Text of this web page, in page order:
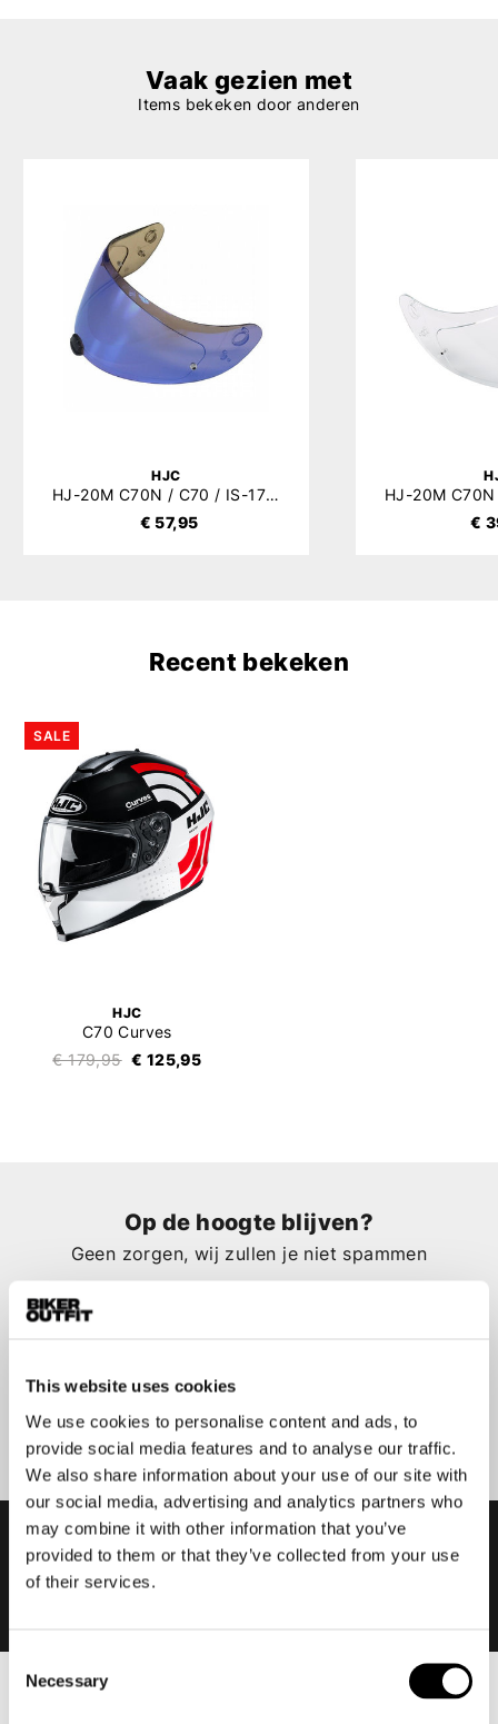
This website uses cookies
We use cookies to personalise content and ads, to
provide social media features and to analyse our traffic.
We also share information about your use of our site with
our social media, advertising and analytics partners who
may combine it with other information that you’ve
provided to them or that they’ve collected from your use
of their services.
Consent
Selection
Necessary
Vaak gezien met
Items bekeken door anderen
HJC
HJ-20M C70N / C70 / IS-17 / FG-17 Vizier Mirror
€ 57,95
€
Recent bekeken
SALE
HJC
C70 Curves
€ 179,95 € 125,95
Op de hoogte blijven?
Geen zorgen, wij zullen je niet spammen